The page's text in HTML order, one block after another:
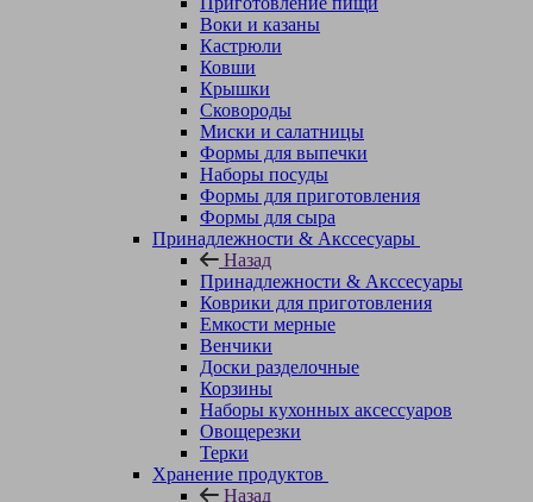
Воки и казаны
Кастрюли
Ковши
Крышки
Сковороды
Миски и салатницы
Формы для выпечки
Наборы посуды
Формы для приготовления
Формы для сыра
Принадлежности & Акссесуары
Назад
Принадлежности & Акссесуары
Коврики для приготовления
Емкости мерные
Венчики
Доски разделочные
Корзины
Наборы кухонных аксессуаров
Овощерезки
Терки
Хранение продуктов
Назад